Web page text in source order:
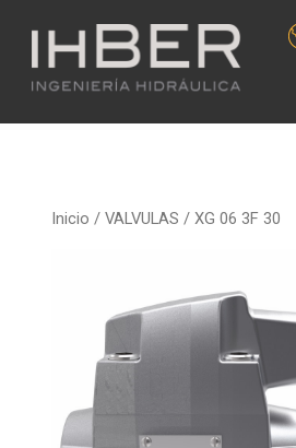
Inicio /VALVULAS / XG 06 3F 30